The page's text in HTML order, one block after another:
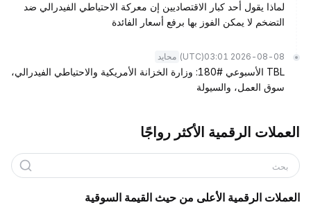
لماذا يقول أحد كبار الاقتصاديين إن معركة الاحتياطي الفيدرالي ضد
التضخم لا يمكن الفوز بها برفع أسعار الفائدة
2026-08-08 03:01
(UTC) محايد
TBL الأسبوعي #180: وزارة الخزانة الأمريكية والاحتياطي الفيدرالي،
سوق العمل، والسيولة
العملات الرقمية الأكثر رواجًا
بحث
العملات الرقمية الأعلى من حيث القيمة السوقية